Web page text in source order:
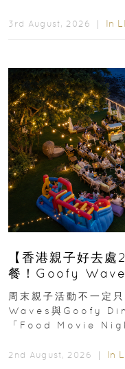
3rd August, 2026 ｜ In
【香港親子好去
餐！Goofy
外影院逢週末登場
周末親子活動不一定
Waves與Goofy
「Food Movie
2nd August, 2026 ｜ In